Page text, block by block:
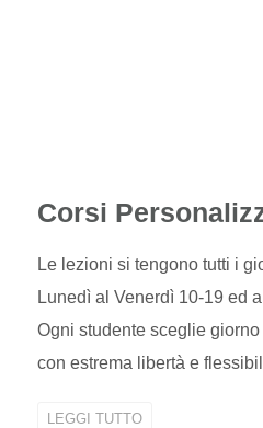
Corsi
Le lezioni si tengono tutti i
Lunedì al Venerdì 10-19 ed
Ogni studente sceglie
con estrema libertà e
LEGGI TUTTO